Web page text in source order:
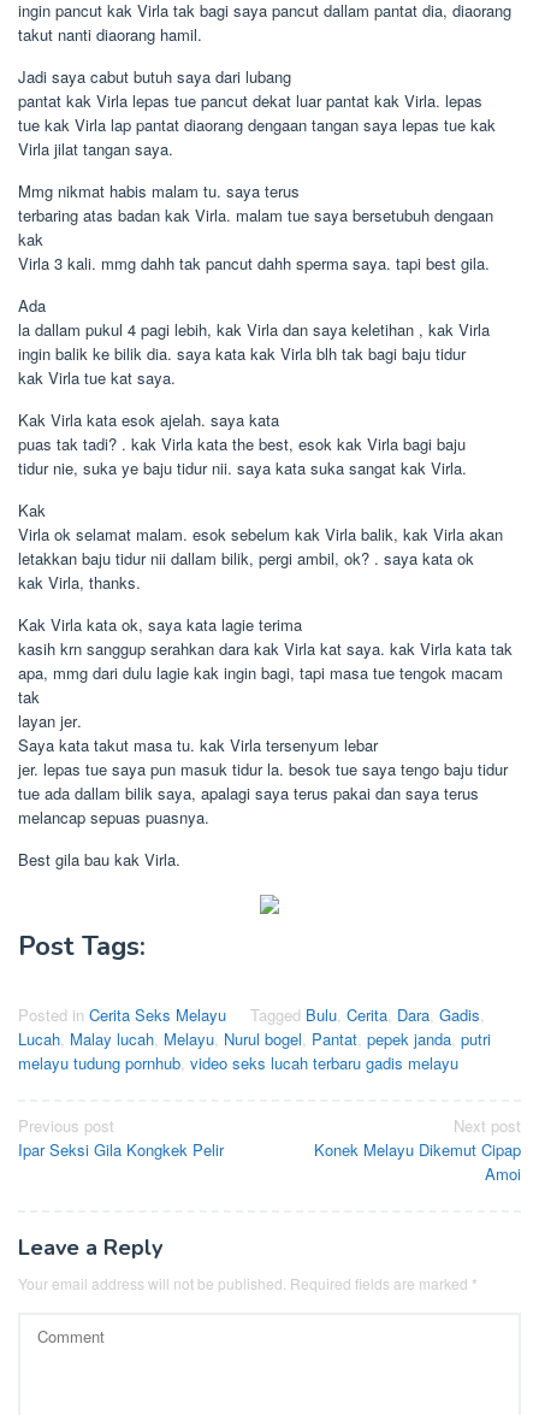
ingin pancut kak Virla tak bagi saya pancut dallam pantat dia, diaorang
takut nanti diaorang hamil.
Jadi saya cabut butuh saya dari lubang
pantat kak Virla lepas tue pancut dekat luar pantat kak Virla. lepas
tue kak Virla lap pantat diaorang dengaan tangan saya lepas tue kak
Virla jilat tangan saya.
Mmg nikmat habis malam tu. saya terus
terbaring atas badan kak Virla. malam tue saya bersetubuh dengaan
kak
Virla 3 kali. mmg dahh tak pancut dahh sperma saya. tapi best gila.
Ada
la dallam pukul 4 pagi lebih, kak Virla dan saya keletihan , kak Virla
ingin balik ke bilik dia. saya kata kak Virla blh tak bagi baju tidur
kak Virla tue kat saya.
Kak Virla kata esok ajelah. saya kata
puas tak tadi? . kak Virla kata the best, esok kak Virla bagi baju
tidur nie, suka ye baju tidur nii. saya kata suka sangat kak Virla.
Kak
Virla ok selamat malam. esok sebelum kak Virla balik, kak Virla akan
letakkan baju tidur nii dallam bilik, pergi ambil, ok? . saya kata ok
kak Virla, thanks.
Kak Virla kata ok, saya kata lagie terima
kasih krn sanggup serahkan dara kak Virla kat saya. kak Virla kata tak
apa, mmg dari dulu lagie kak ingin bagi, tapi masa tue tengok macam
tak
layan jer.
Saya kata takut masa tu. kak Virla tersenyum lebar
jer. lepas tue saya pun masuk tidur la. besok tue saya tengo baju tidur
tue ada dallam bilik saya, apalagi saya terus pakai dan saya terus
melancap sepuas puasnya.
Best gila bau kak Virla.
Post Tags:
Posted in Cerita Seks Melayu Tagged Bulu, Cerita, Dara, Gadis,
Lucah, Malay lucah, Melayu, Nurul bogel, Pantat, pepek janda, putri
melayu tudung pornhub, video seks lucah terbaru gadis melayu
Post
navigation
Previous post
Ipar Seksi Gila Kongkek Pelir
Next post
Konek Melayu Dikemut Cipap
Amoi
Leave a Reply
Your email address will not be published. Required fields are marked *